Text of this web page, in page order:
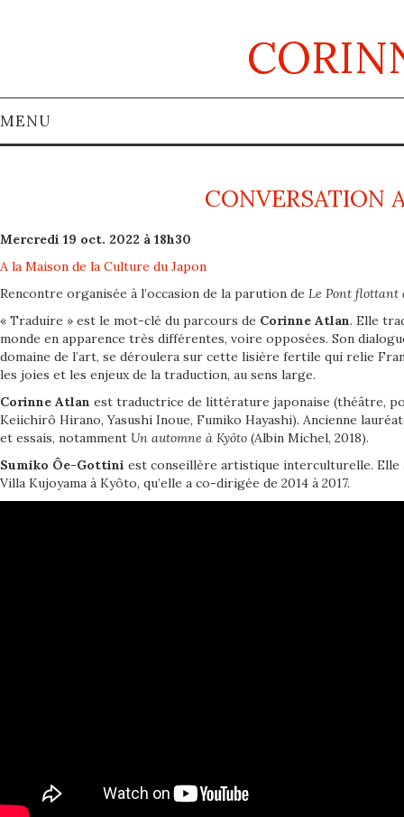
MENU
À VOIR AUSSI…
CONTACT
ACTUALITÉS
FR
日本語
CONVERSATION
Mercredi 19 oct. 2022 à 18h30
A la Maison de la Culture du Japon
Rencontre organisée à l’occasion de la parution de Le Pont flottant
« Traduire » est le mot-clé du parcours de Corinne Atlan. Elle
monde en apparence très différentes, voire opposées. Son
domaine de l’art, se déroulera sur cette lisière fertile qui relie
les joies et les enjeux de la traduction, au sens large.
Corinne Atlan est traductrice de littérature japonaise (théâtre,
Keiichirô Hirano, Yasushi Inoue, Fumiko Hayashi). Ancienne
et essais, notamment Un automne à Kyôto (Albin Michel, 2018).
Sumiko Ôe-Gottini est conseillère artistique interculturelle. Elle
Villa Kujoyama à Kyôto, qu’elle a co-dirigée de 2014 à 2017.